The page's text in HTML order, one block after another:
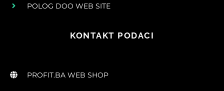
POLOG DOO WEB SITE
KONTAKT PODACI
PROFIT.BA WEB SHOP